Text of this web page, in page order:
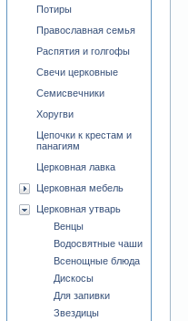
Потиры
Православная семья
Распятия и голгофы
Свечи церковные
Семисвечники
Хоругви
Цепочки к крестам и
панагиям
Церковная лавка
Церковная мебель
Церковная утварь
Венцы
Водосвятные чаши
Всенощные блюда
Дискосы
Для запивки
Звездицы